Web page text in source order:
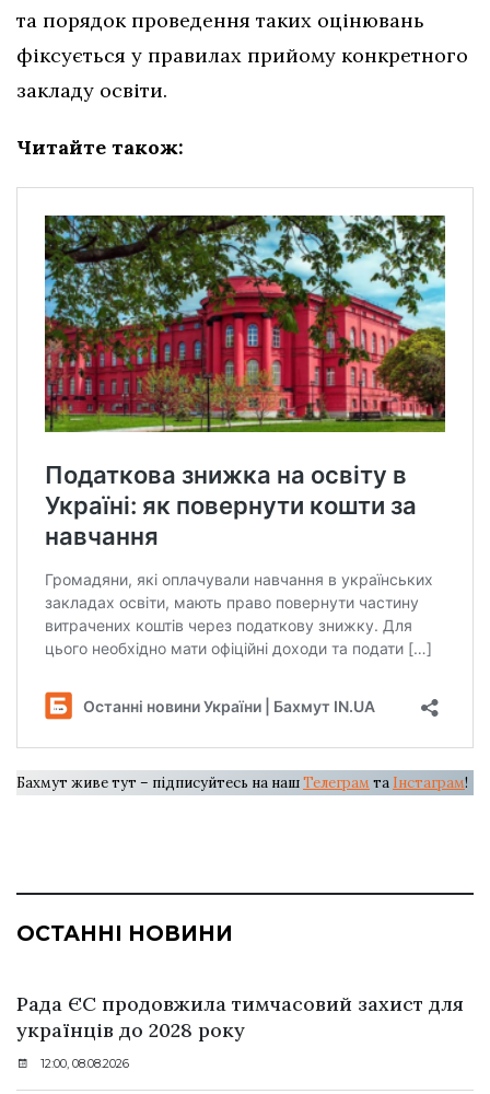
та порядок проведення таких оцінювань
фіксується у правилах прийому конкретного
закладу освіти.
Читайте також:
Бахмут живе тут – підписуйтесь на нашТелеграм та Інстаграм!
ОСТАННІ НОВИНИ
Рада ЄС продовжила тимчасовий захист для
українців до 2028 року
12:00, 08.08.2026